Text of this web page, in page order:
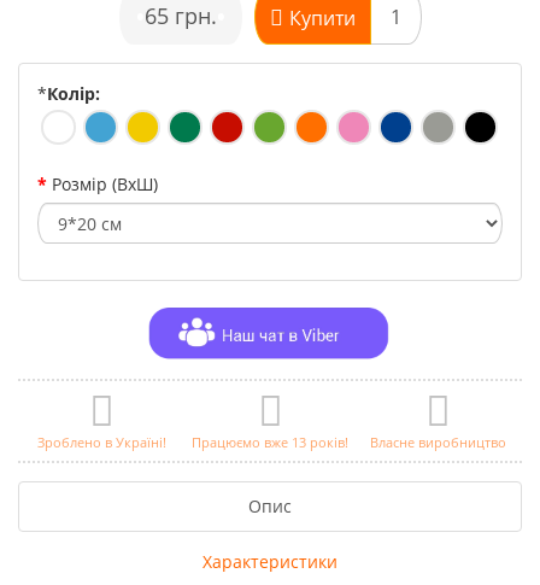
65 грн. Купити
*Колір:
Розмір (ВхШ)
Зроблено в Україні! Працюємо вже 13 років! Власне виробництво
Опис
Характеристики